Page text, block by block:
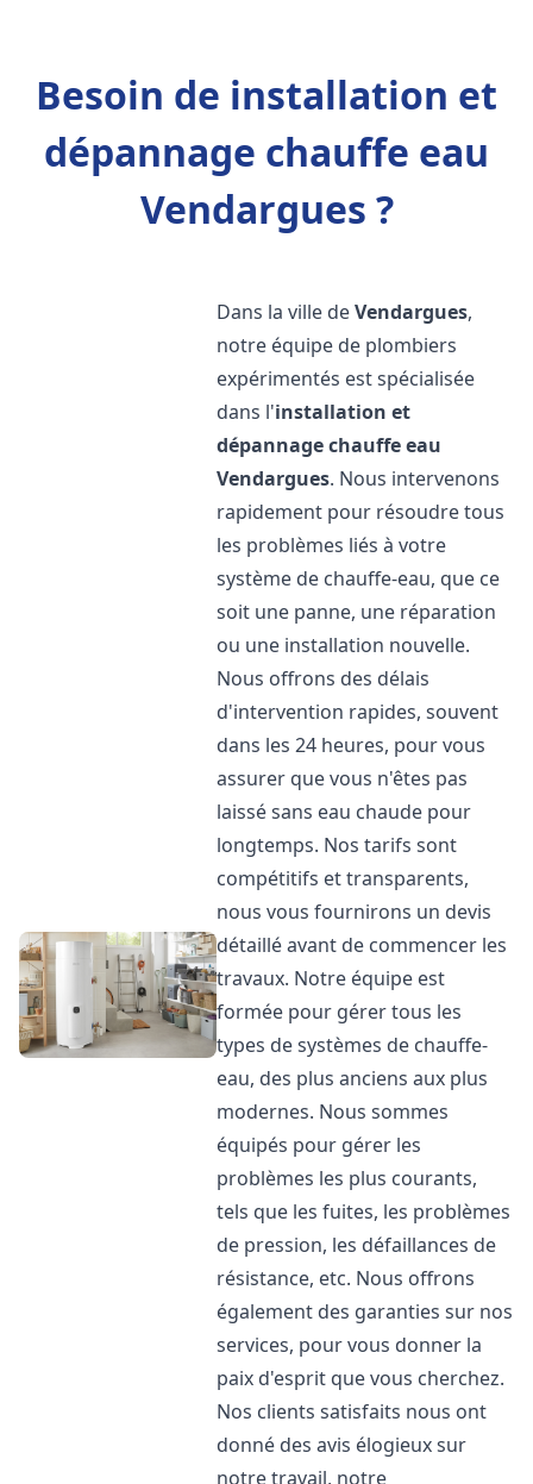
Besoin de installation et
dépannage chauffe eau
Vendargues ?
Dans la ville deVendargues,
notre équipe de plombiers
expérimentés est spécialisée
dans l'installation et
dépannage chauffe eau
Vendargues. Nous intervenons
rapidement pour résoudre tous
les problèmes liés à votre
système de chauffe-eau, que ce
soit une panne, une réparation
ou une installation nouvelle.
Nous offrons des délais
d'intervention rapides, souvent
dans les 24 heures, pour vous
assurer que vous n'êtes pas
laissé sans eau chaude pour
longtemps. Nos tarifs sont
compétitifs et transparents,
nous vous fournirons un devis
détaillé avant de commencer les
travaux. Notre équipe est
formée pour gérer tous les
types de systèmes de chauffe-
eau, des plus anciens aux plus
modernes. Nous sommes
équipés pour gérer les
problèmes les plus courants,
tels que les fuites, les problèmes
de pression, les défaillances de
résistance, etc. Nous offrons
également des garanties sur nos
services, pour vous donner la
paix d'esprit que vous cherchez.
Nos clients satisfaits nous ont
donné des avis élogieux sur
notre travail, notre